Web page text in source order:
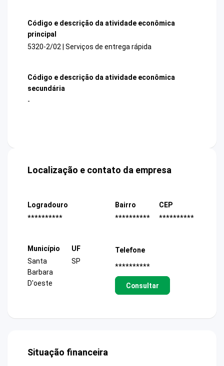
Código e descrição da atividade econômica
principal
5320-2/02 | Serviços de entrega rápida
Código e descrição da atividade econômica
secundária
-
Localização e contato da empresa
Logradouro
**********
Bairro
**********
CEP
**********
Município
Santa
Barbara
D'oeste
UF
SP
Telefone
**********
Consultar
Situação financeira